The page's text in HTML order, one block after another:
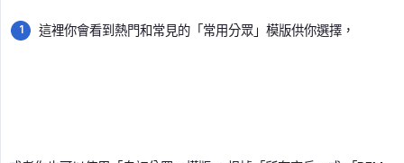
這裡你會看到熱門和常見的「常用分眾」模版供你選擇，